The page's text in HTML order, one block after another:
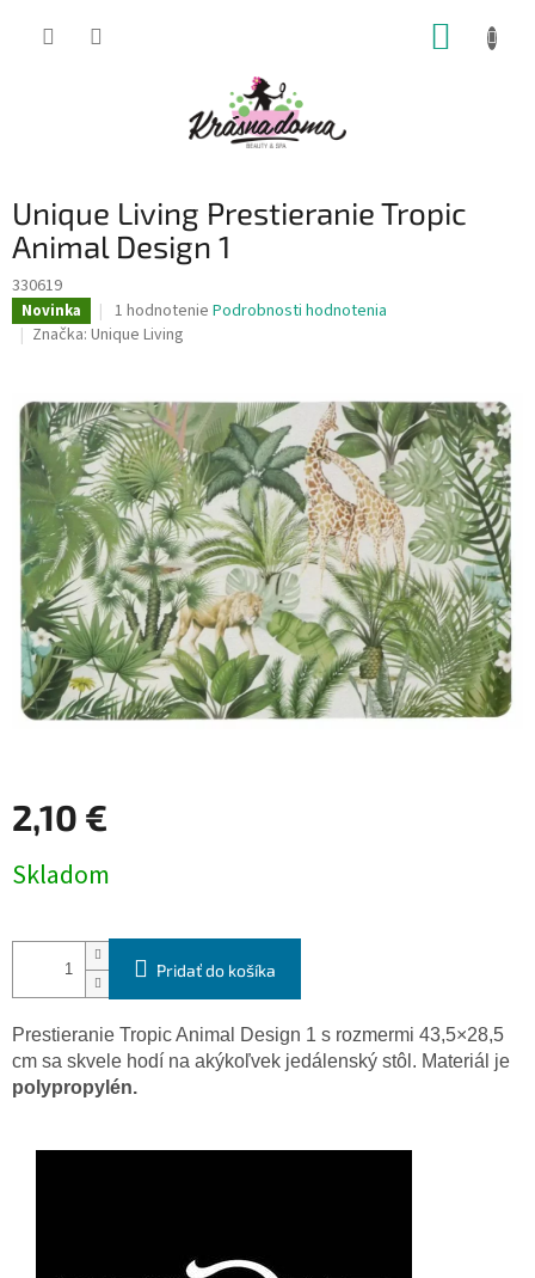
Unique Living Prestieranie Tropic
Animal Design 1
330619
Novinka
Priemerné
hodnotenie
5,0
z
5
hviezdičiek.
1 hodnotenie Podrobnosti hodnotenia
Značka: Unique Living
2,10 €
cena:
Skladom
Pridať do košíka
Prestieranie Tropic Animal Design 1 s rozmermi 43,5×28,5
cm sa skvele hodí na akýkoľvek jedálenský stôl. Materiál je
polypropylén.